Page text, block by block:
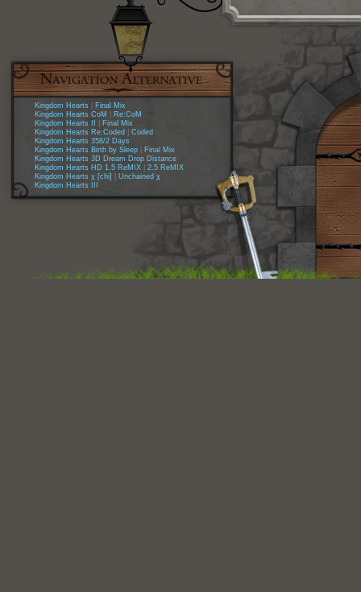
Kingdom Hearts
Final Mix
Kingdom Hearts CoM
Re:CoM
Kingdom Hearts II
Final Mix
Kingdom Hearts Re:Coded
Coded
Kingdom Hearts 358/2 Days
Kingdom Hearts Birth by Sleep
Final Mix
Kingdom Hearts 3D Dream Drop Distance
Kingdom Hearts HD 1.5 ReMIX
2.5 ReMIX
Kingdom Hearts χ [chi]
Unchained χ
Kingdom Hearts III